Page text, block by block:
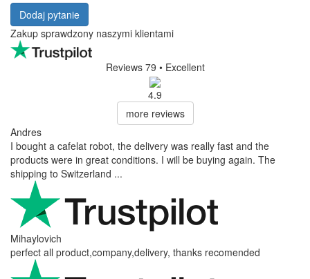
Dodaj pytanie
Zakup sprawdzony naszymi klientami
Reviews 79 • Excellent
4.9
more reviews
Andres
I bought a cafelat robot, the delivery was really fast and the
products were in great conditions. I will be buying again. The
shipping to Switzerland ...
Mihaylovich
perfect all product,company,delivery, thanks recomended